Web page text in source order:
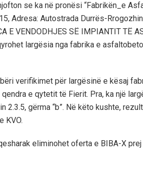
se ka në pronësi “Fabrikën_e
Adresa: Autostrada Durrës-
E VENDODHJES SË IMPIANTIT TË
largësia nga fabrika e
verifikimet për largësinë e kësaj
e qytetit të Fierit. Pra, ka një
2.3.5, gërma “b”. Në këto kushte,
KVO.
eliminohet oferta e BIBA-X